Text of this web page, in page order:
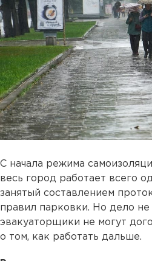
С начала режима
весь город работает всего
занятый составлением
правил парковки. Но дело
эвакуаторщики не могут
о том, как работать дальше.